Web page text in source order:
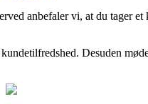
anbefaler vi, at du tager
Desuden